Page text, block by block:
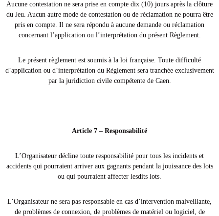
Aucune contestation ne sera prise en compte dix (10) jours après la clôture
du Jeu. Aucun autre mode de contestation ou de réclamation ne pourra être
pris en compte. Il ne sera répondu à aucune demande ou réclamation
concernant l’application ou l’interprétation du présent Règlement.
Le présent règlement est soumis à la loi française. Toute difficulté
d’application ou d’interprétation du Règlement sera tranchée exclusivement
par la juridiction civile compétente de Caen.
Article 7 – Responsabilité
L’Organisateur décline toute responsabilité pour tous les incidents et
accidents qui pourraient arriver aux gagnants pendant la jouissance des lots
ou qui pourraient affecter lesdits lots.
L’Organisateur ne sera pas responsable en cas d’intervention malveillante,
de problèmes de connexion, de problèmes de matériel ou logiciel, de